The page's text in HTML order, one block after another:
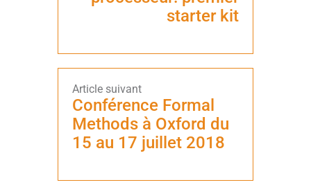
starter kit
Conférence Formal
Methods à Oxford du
15 au 17 juillet 2018